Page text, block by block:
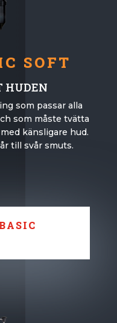
SOFT
HUDEN
som passar alla
som måste tvätta
känsligare hud.
till svår smuts.